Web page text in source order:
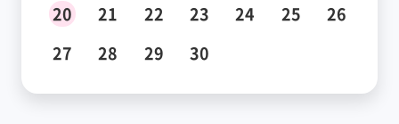
20
21 22 23 24 25
26
27
28 29 30